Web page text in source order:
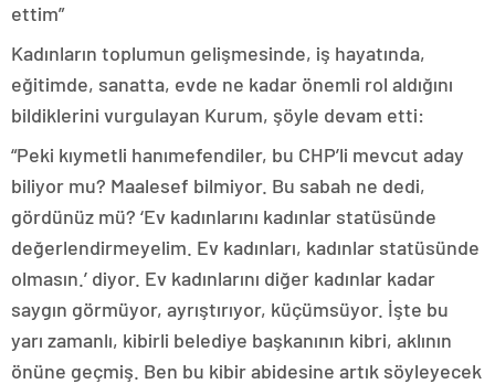
ettim”
Kadınların toplumun gelişmesinde, iş hayatında,
eğitimde, sanatta, evde ne kadar önemli rol aldığını
bildiklerini vurgulayan Kurum, şöyle devam etti:
“Peki kıymetli hanımefendiler, bu CHP’li mevcut aday
biliyor mu? Maalesef bilmiyor. Bu sabah ne dedi,
gördünüz mü? ‘Ev kadınlarını kadınlar statüsünde
değerlendirmeyelim. Ev kadınları, kadınlar statüsünde
olmasın.’ diyor. Ev kadınlarını diğer kadınlar kadar
saygın görmüyor, ayrıştırıyor, küçümsüyor. İşte bu
yarı zamanlı, kibirli belediye başkanının kibri, aklının
önüne geçmiş. Ben bu kibir abidesine artık söyleyecek